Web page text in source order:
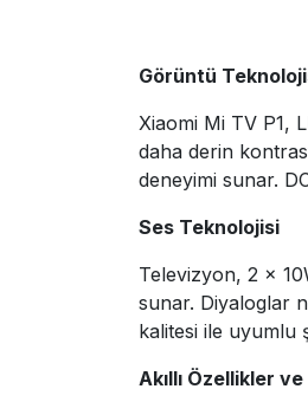
Görüntü
Xiaomi Mi TV P1,
daha derin
deneyimi sunar.
Ses Teknolojisi
Televizyon, 2 ×
sunar. Diyaloglar
kalitesi ile uyumlu
Akıllı Özellikler